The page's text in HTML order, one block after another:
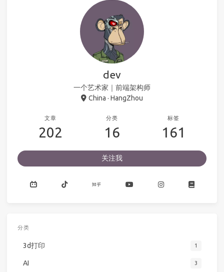
dev
一个艺术家｜前端架构师
China · HangZhou
文章
202
分类
16
标签
161
关注我
分类
3d打印 1
AI 3